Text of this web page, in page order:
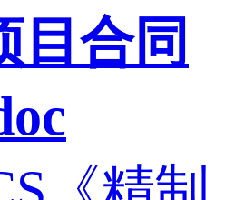
目合同